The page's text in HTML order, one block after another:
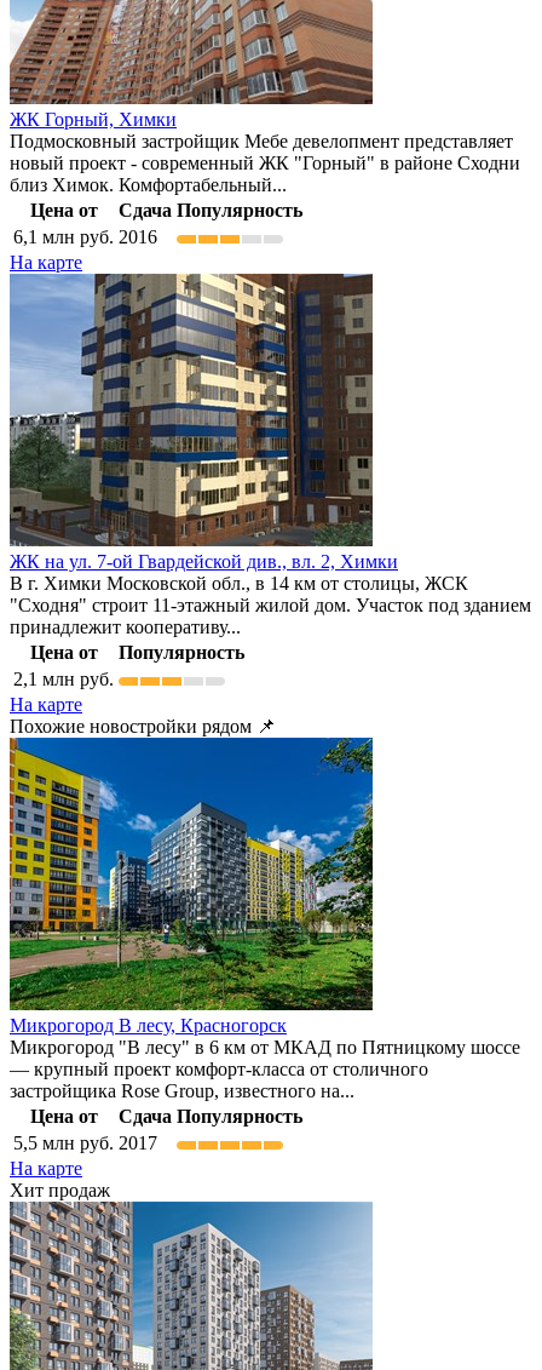
ЖК Горный, Химки
Подмосковный застройщик Мебе девелопмент представляет
новый проект - современный ЖК "Горный" в районе Сходни
близ Химок. Комфортабельный...
Цена от
Сдача Популярность
6,1 млн руб. 2016
На карте
ЖК на ул. 7-ой Гвардейской див., вл. 2, Химки
В г. Химки Московской обл., в 14 км от столицы, ЖСК
"Сходня" строит 11-этажный жилой дом. Участок под зданием
принадлежит кооперативу...
Цена от
Популярность
2,1 млн руб.
На карте
Похожие новостройки рядом 📌
Микрогород В лесу, Красногорск
Микрогород "В лесу" в 6 км от МКАД по Пятницкому шоссе
— крупный проект комфорт-класса от столичного
застройщика Rose Group, известного на...
Цена от
Сдача Популярность
5,5 млн руб. 2017
На карте
Хит продаж